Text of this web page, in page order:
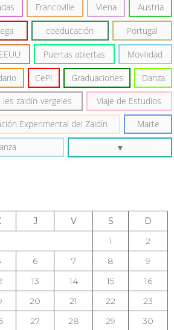
Francoville Viena Austria
coeducación Portugal
EEUU Puertas abiertas Movilidad
CePI Graduaciones Danza
ies zaidín-vergeles Viaje de Estudios
Experimental del Zaidín Marte
J V S
D
1
2
6 7 8
9
13 14 15
16
20 21 22
23
27 28 29 30